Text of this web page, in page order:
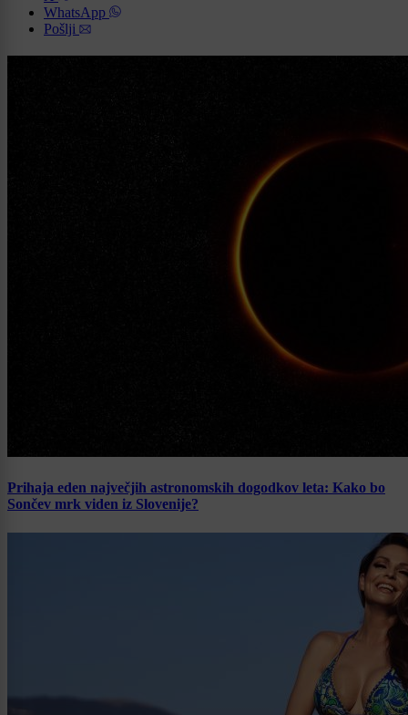
WhatsApp
Pošlji
Prihaja eden največjih astronomskih dogodkov leta: Kako bo
Sončev mrk viden iz Slovenije?